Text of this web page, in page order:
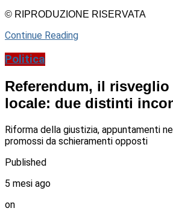
© RIPRODUZIONE RISERVATA
Continue Reading
Politica
Referendum, il
locale: due distinti
Riforma della giustizia, appuntamenti
promossi da schieramenti opposti
Published
5 mesi ago
on